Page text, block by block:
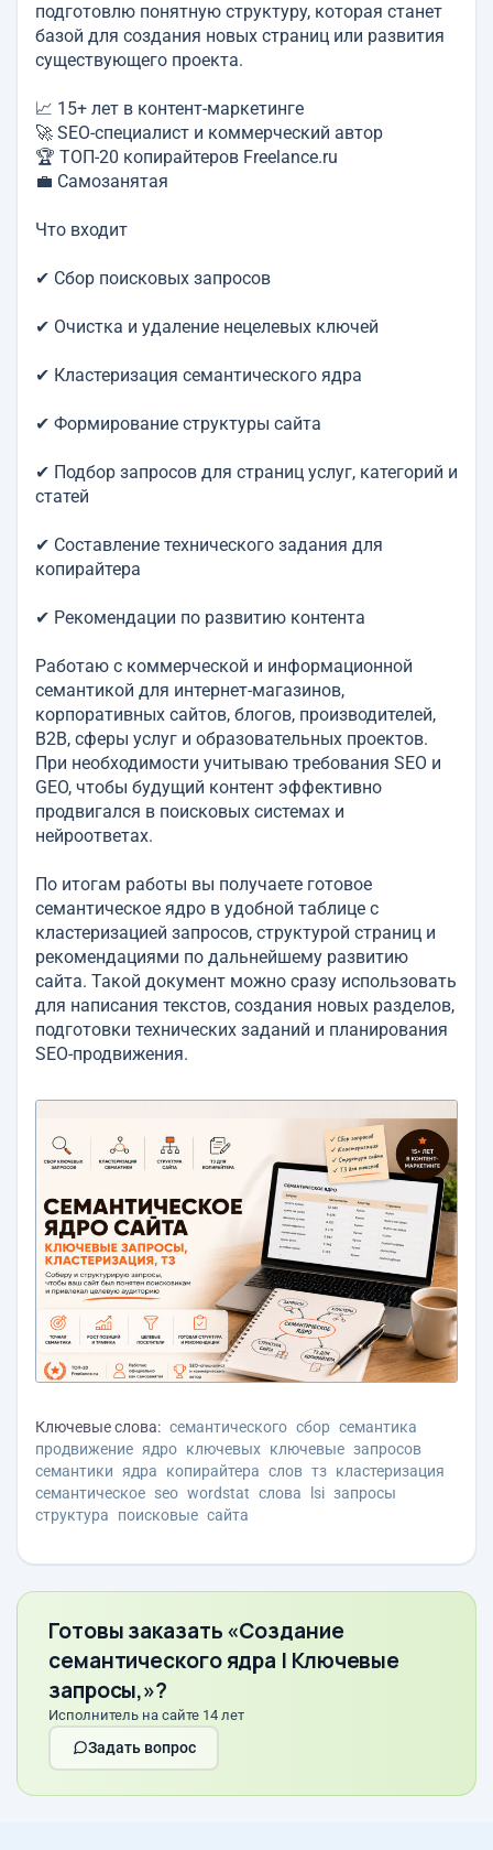
подготовлю понятную структуру, которая станет
базой для создания новых страниц или развития
существующего проекта.
📈 15+ лет в контент-маркетинге
🚀 SEO-специалист и коммерческий автор
🏆 ТОП-20 копирайтеров Freelance.ru
💼 Самозанятая
Что входит
✔ Сбор поисковых запросов
✔ Очистка и удаление нецелевых ключей
✔ Кластеризация семантического ядра
✔ Формирование структуры сайта
✔ Подбор запросов для страниц услуг, категорий и
статей
✔ Составление технического задания для
копирайтера
✔ Рекомендации по развитию контента
Работаю с коммерческой и информационной
семантикой для интернет-магазинов,
корпоративных сайтов, блогов, производителей,
B2B, сферы услуг и образовательных проектов.
При необходимости учитываю требования SEO и
GEO, чтобы будущий контент эффективно
продвигался в поисковых системах и
нейроответах.
По итогам работы вы получаете готовое
семантическое ядро в удобной таблице с
кластеризацией запросов, структурой страниц и
рекомендациями по дальнейшему развитию
сайта. Такой документ можно сразу использовать
для написания текстов, создания новых разделов,
подготовки технических заданий и планирования
SEO-продвижения.
Ключевые слова: семантического сбор семантика
продвижение ядро ключевых ключевые запросов
семантики ядра копирайтера слов тз кластеризация
семантическое seo wordstat слова lsi запросы
структура
поисковые сайта
Готовы заказать «Создание
семантического ядра | Ключевые
запросы,»?
Исполнитель на сайте 14 лет
Задать вопрос